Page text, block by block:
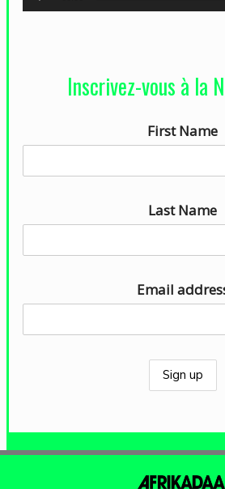
e
e
r
d
o
Inscrivez-vous à la
First Name
Last Name
Email